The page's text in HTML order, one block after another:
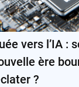
vers l’IA :
ère
?